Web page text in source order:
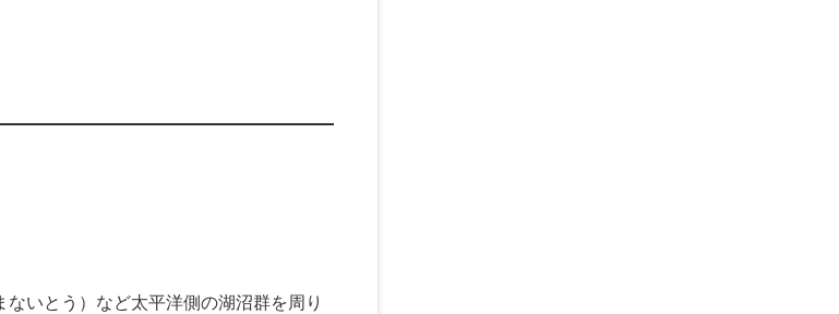
いとう）など太平洋側の湖沼群を周り